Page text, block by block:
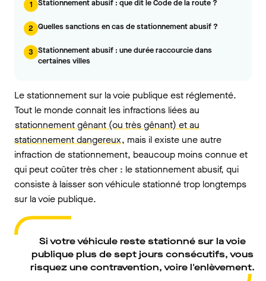
1 Stationnement abusif : que dit le Code de la route ?
2 Quelles sanctions en cas de stationnement abusif ?
3 Stationnement abusif : une durée raccourcie dans
certaines villes
Le stationnement sur la voie publique est réglementé.
Tout le monde connait les infractions liées au
stationnement gênant (ou très gênant) et au
stationnement dangereux, mais il existe une autre
infraction de stationnement, beaucoup moins connue et
qui peut coûter très cher : le stationnement abusif, qui
consiste à laisser son véhicule stationné trop longtemps
sur la voie publique.
Si votre véhicule reste stationné sur la voie
publique plus de sept jours consécutifs, vous
risquez une contravention, voire l'enlèvement.